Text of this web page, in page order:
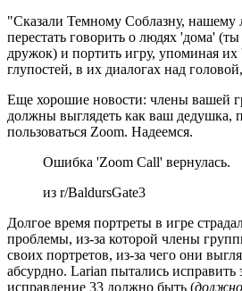
"Сказали Темному Соблазну, нашему
перестать говорить о людях 'дома'
дружок) и портить игру, упоминая их
глупостей, в их диалогах над
Еще хорошие новости: члены вашей
должны выглядеть как ваш дедушка,
пользоваться Zoom. Надеемся.
Ошибка 'Zoom Call' вернулась.
из r/BaldursGate3
Долгое время портреты в игре
проблемы, из-за которой члены
своих портретов, из-за чего они
абсурдно. Larian пытались исправить
исправление 33 должно быть (